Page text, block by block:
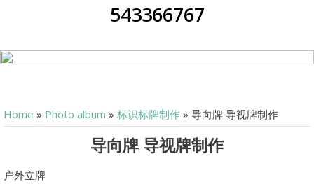
543366767
Home » Photo album » 标识标牌制作 » 导向牌 导视牌制作
导向牌 导视牌制作
户外立牌